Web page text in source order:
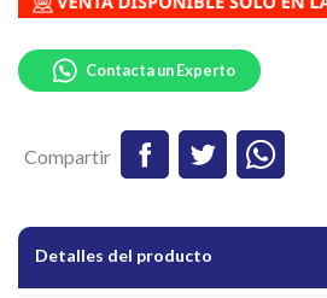
Compartir
Contacta un Experto
Detalles del producto